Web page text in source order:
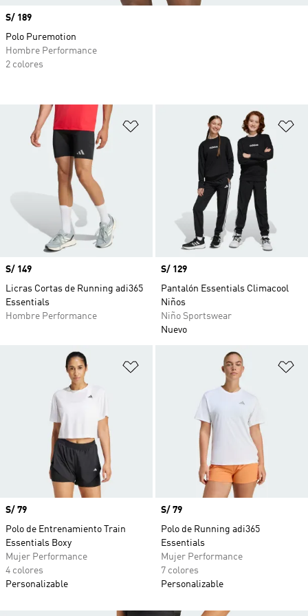
Añadir a la lista de deseos
Precio
S/ 149
Licras Cortas de Running adi365
Essentials
Hombre Performance
Precio
S/ 129
Pantalón Essentials Climacool
Niños
Niño Sportswear
Nuevo
Añadir a la lista de deseos
Precio
S/ 79
Polo de Entrenamiento Train
Essentials Boxy
Mujer Performance
4 colores
Personalizable
Precio
S/ 79
Polo de Running adi365
Essentials
Mujer Performance
7 colores
Personalizable
Precio
S/ 189
Polo Puremotion
Hombre Performance
2 colores